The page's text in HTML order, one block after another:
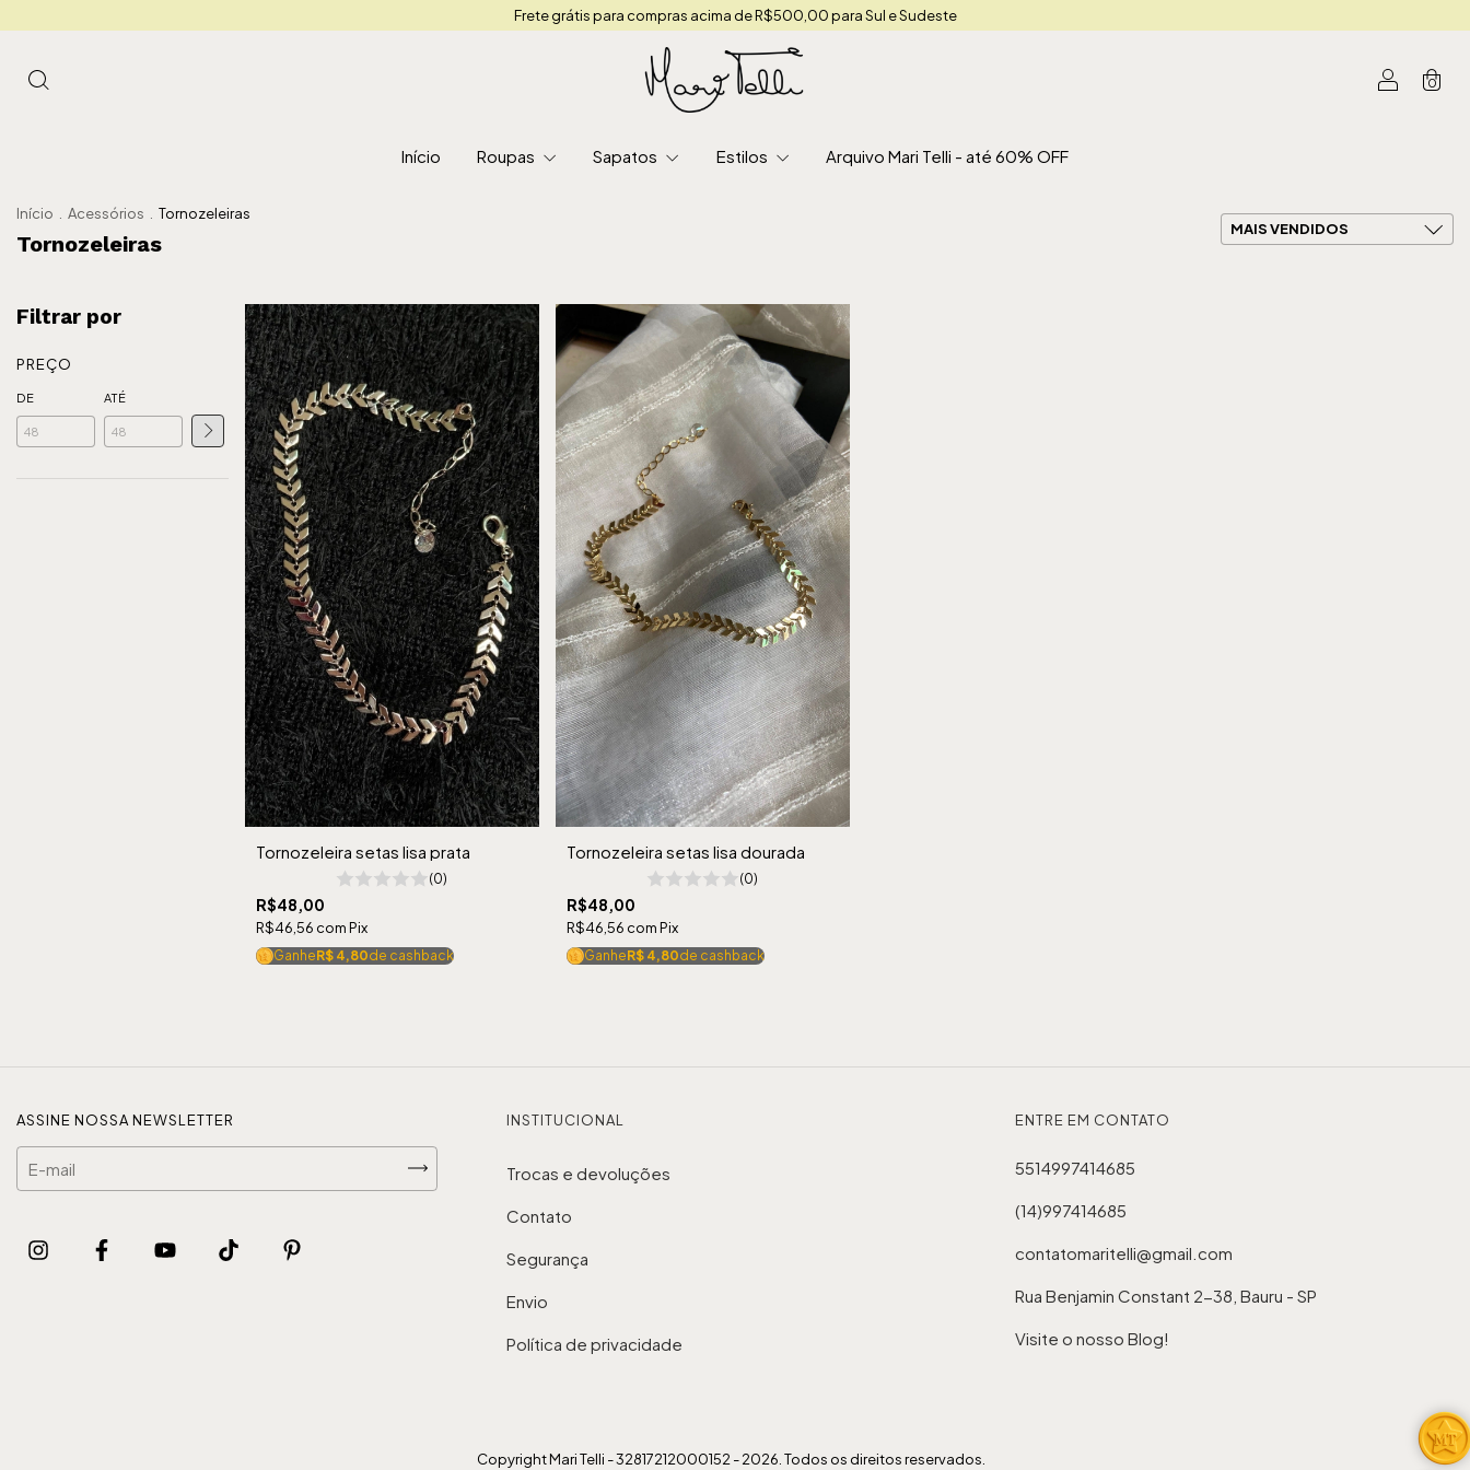
Frete grátis para compras acima de R$500,00 para Sul e Sudeste
0
Início Roupas Sapatos Estilos Arquivo Mari Telli - até 60% OFF
Início Acessórios Tornozeleiras
Tornozeleiras
Filtrar por
PREÇO
DE ATÉ
Tornozeleira setas lisa prata
(0)
R$48,00
R$46,56 comPix
GanheR$ 4,80de cashback
Tornozeleira setas lisa dourada
(0)
R$48,00
R$46,56 comPix
GanheR$ 4,80de cashback
ASSINE NOSSA NEWSLETTER INSTITUCIONAL
Trocas e devoluções
Contato
Segurança
Envio
Política de privacidade
ENTRE EM CONTATO
5514997414685
(14)997414685
contatomaritelli@gmail.com
Rua Benjamin Constant 2-38, Bauru - SP
Visite o nosso Blog!
Copyright Mari Telli - 32817212000152 - 2026. Todos os direitos reservados.